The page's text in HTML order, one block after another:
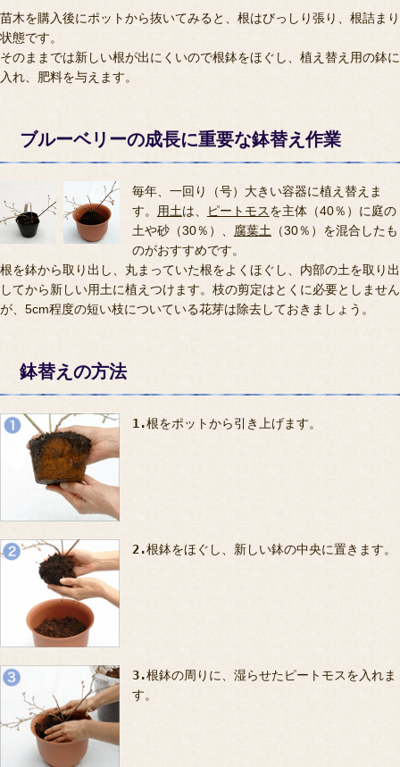
苗木を購入後にポットから抜いてみると、根はびっしり張り、根詰まり
状態です。
そのままでは新しい根が出にくいので根鉢をほぐし、植え替え用の鉢に
入れ、肥料を与えます。
ブルーベリーの成長に重要な鉢替え作業
毎年、一回り（号）大きい容器に植え替えま
す。
用土は、 ピートモスを主体（40％）に庭の
土や砂（30％）、 腐葉土 （30％）を混合したも
のがおすすめです。
根を鉢から取り出し、丸まっていた根をよくほぐし、内部の土を取り出
してから新しい用土に植えつけます。枝の剪定はとくに必要としません
が、5cm程度の短い枝についている花芽は除去しておきましょう。
鉢替えの方法
1.根をポットから引き上げます。
2.根鉢をほぐし、新しい鉢の中央に置きます。
3.根鉢の周りに、湿らせたピートモスを入れま
す。